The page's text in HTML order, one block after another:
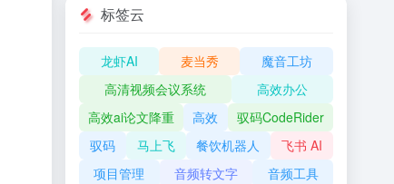
标签云
龙虾AI 麦当秀
魔音工坊
高清视频会议系统
高效办公
高效ai论文降重
高效
驭码CodeRider
驭码
马上飞 餐饮机器人
飞书 AI
项目管理
音频转文字
音频工具